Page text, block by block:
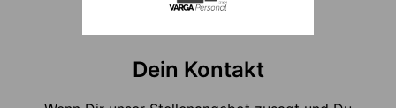
Dein Kontakt